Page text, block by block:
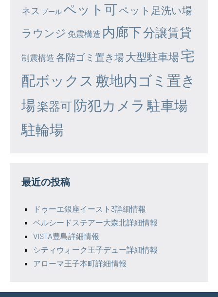
ネス プール ペット可ペット足洗い場
ラウンジ 免震構造 内廊下分譲賃貸
制震構造 各階ゴミ置き場大型駐車場宅
配ボックス 敷地内ゴミ置き
場楽器可防犯カメラ 駐車場
駐輪場
最近の投稿
ドゥーエ銀座イースト3詳細情報
ベルシードステアー大森北詳細情報
VISTA豊島詳細情報
シティウォーク王子デュー詳細情報
アローマ王子本町詳細情報